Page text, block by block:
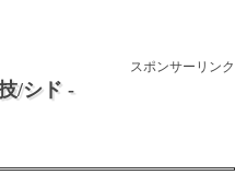
スポンサーリンク
/シド -